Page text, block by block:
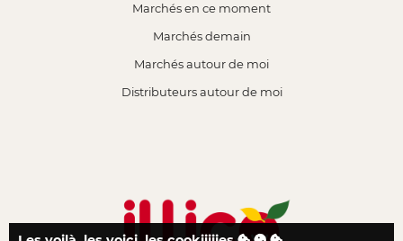
Marchés en ce moment
Marchés demain
Marchés autour de moi
Distributeurs autour de moi